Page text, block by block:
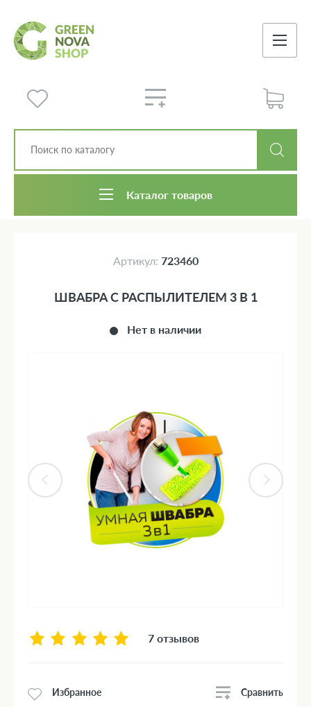
Каталог товаров
Артикул: 723460
Нет в наличии
ШВАБРА С РАСПЫЛИТЕЛЕМ 3 В 1
7 отзывов
Избранное Сравнить